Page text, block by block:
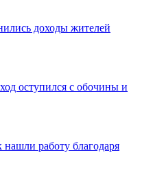
доходы жителей
оступился с обочины и
нашли работу благодаря